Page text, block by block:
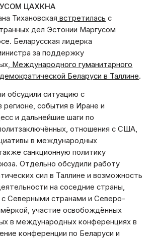
ЦАХКНА
Тихановская встретилась с
дел Эстонии Маргусом
Беларусская лидерка
за поддержку
Международного гуманитарного
Беларуси в Таллине.
обсудили ситуацию с
регионе, события в Иране и
и дальнейшие шаги по
отношения с США,
в международных
санкционную политику
Отдельно обсудили работу
сил в Таллине и возможность
на соседние страны,
с Северными странами и Северо-
участие освобождённых
в международных конференциях в
конференции по Беларуси и